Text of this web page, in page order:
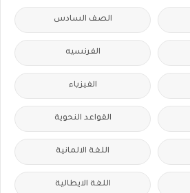
الصف السادس
الفرنسيه
الفيزياء
القواعد النحوية
اللغة الالمانية
اللغة الايطالية